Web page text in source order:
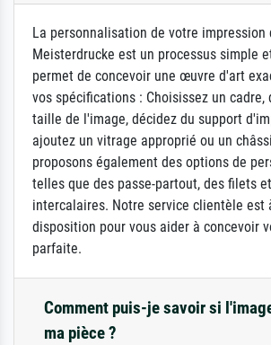
La personnalisation de votre impression
Meisterdrucke est un processus simple
permet de concevoir une œuvre d'art
vos spécifications : Choisissez un cadre,
taille de l'image, décidez du support
ajoutez un vitrage approprié ou un
proposons également des options de
telles que des passe-partout, des filets
intercalaires. Notre service clientèle est
disposition pour vous aider à concevoir
parfaite.
Comment puis-je savoir si
ma pièce ?